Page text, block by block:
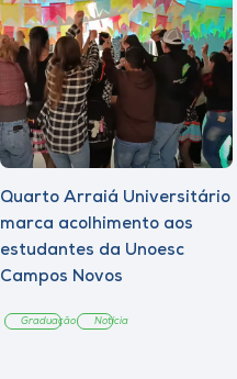
Quarto Arraiá Universitário
marca acolhimento aos
estudantes da Unoesc
Campos Novos
Graduação Notícia